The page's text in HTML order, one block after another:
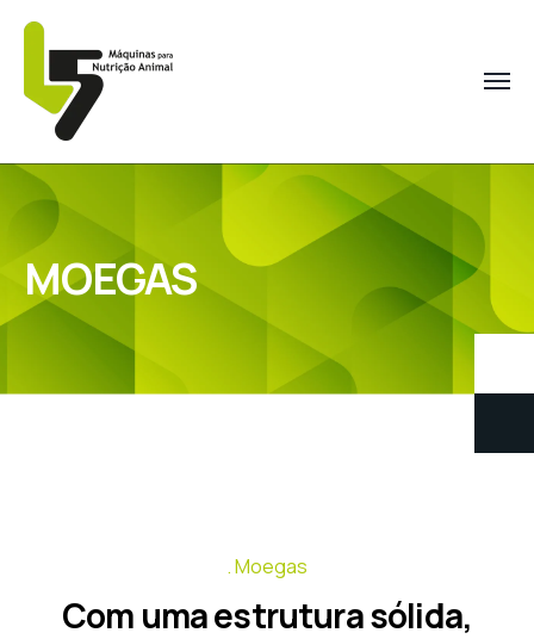
MOEGAS
Moegas
Com uma estrutura sólida,